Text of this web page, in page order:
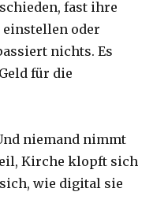
fast ihre
einstellen oder
nichts. Es
für die
niemand nimmt
Kirche klopft sich
wie digital sie